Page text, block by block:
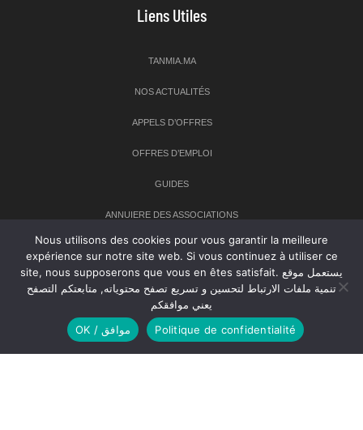
Liens Utiles
TANMIA.MA
NOS ACTUALITÉS
APPELS D’OFFRES
OFFRES D’EMPLOI
GUIDES
ANNUIERE DES ASSOCIATIONS
Newsletter
Inscrivez-vous à notre newsletter pour recevoir les dernières
nouvelles sur TANMIA
Nous utilisons des cookies pour vous garantir la meilleure
expérience sur notre site web. Si vous continuez à utiliser ce
site, nous supposerons que vous en êtes satisfait. يستعمل موقع
تنمية ملفات الارتباط لتحسين و تسريع تصفح محتوياته, متابعتكم التصفح
يعني موافقكم
OK / موافق
Politique de confidentialité